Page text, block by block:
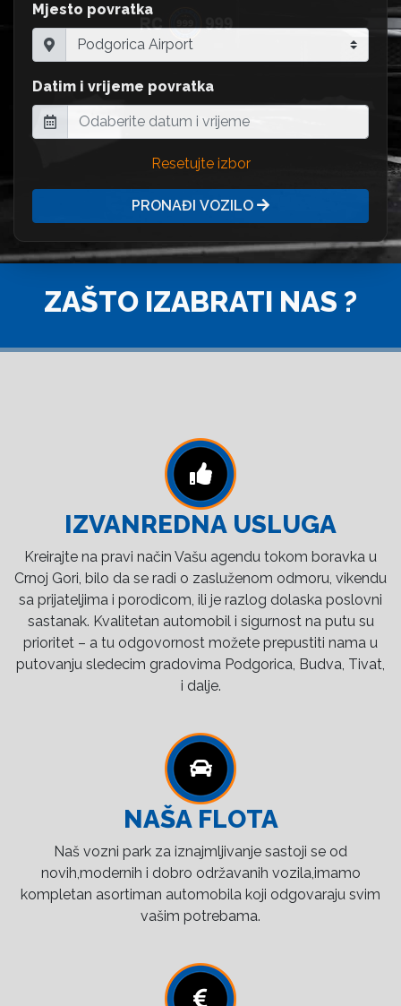
Mjesto povratka
Datim i vrijeme povratka
Resetujte izbor
PRONAĐI VOZILO
ZAŠTO IZABRATI NAS ?
IZVANREDNA USLUGA
Kreirajte na pravi način Vašu agendu tokom boravka u
Crnoj Gori, bilo da se radi o zasluženom odmoru, vikendu
sa prijateljima i porodicom, ili je razlog dolaska poslovni
sastanak. Kvalitetan automobil i sigurnost na putu su
prioritet – a tu odgovornost možete prepustiti nama u
putovanju sledecim gradovima Podgorica, Budva, Tivat,
i dalje.
NAŠA FLOTA
Naš vozni park za iznajmljivanje sastoji se od
novih,modernih i dobro održavanih vozila,imamo
kompletan asortiman automobila koji odgovaraju svim
vašim potrebama.